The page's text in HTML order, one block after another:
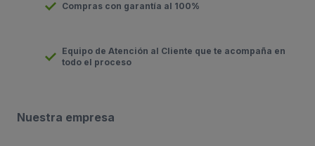
Compras con garantía al 100%
Equipo de Atención al Cliente que te acompaña en
todo el proceso
Nuestra empresa